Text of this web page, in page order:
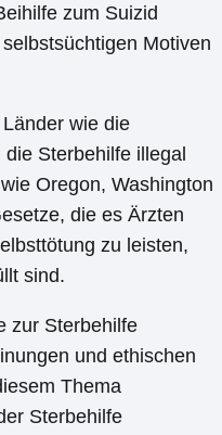
zum Suizid
Motiven
wie die
Sterbehilfe illegal
Oregon, Washington
die es Ärzten
zu leisten,
sind.
zur Sterbehilfe
und ethischen
Thema
Sterbehilfe